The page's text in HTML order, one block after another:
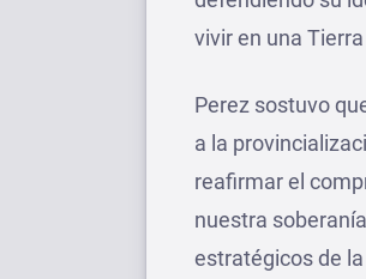
vivir en una
Perez sostuvo
a la
reafirmar el
nuestra
estratégicos de